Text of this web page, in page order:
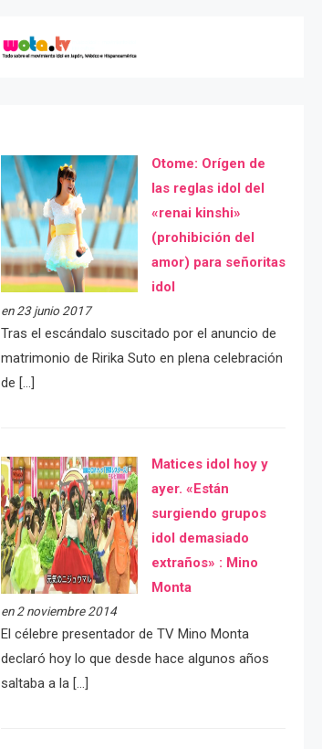
Otome: Orígen de
las reglas idol del
«renai kinshi»
(prohibición del
amor) para señoritas
idol
en 23 junio 2017
Tras el escándalo suscitado por el anuncio de
matrimonio de Ririka Suto en plena celebración
de […]
Matices idol hoy y
ayer. «Están
surgiendo grupos
idol demasiado
extraños» : Mino
Monta
en 2 noviembre 2014
El célebre presentador de TV Mino Monta
declaró hoy lo que desde hace algunos años
saltaba a la […]